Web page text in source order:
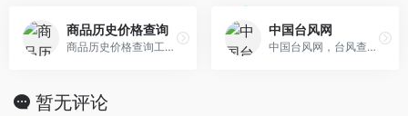
商品历史价格查询
商品历史价格查询工具让您轻松掌握商品的历史价格趋势，辨别商品真假促销，支持淘宝历史价格查询、天猫历史价格查询、京东历史价格查询等，是一款不可多得的 购物神器。
中国台风网
中国台风网，台风查询，台风预报，台风科普
暂无评论